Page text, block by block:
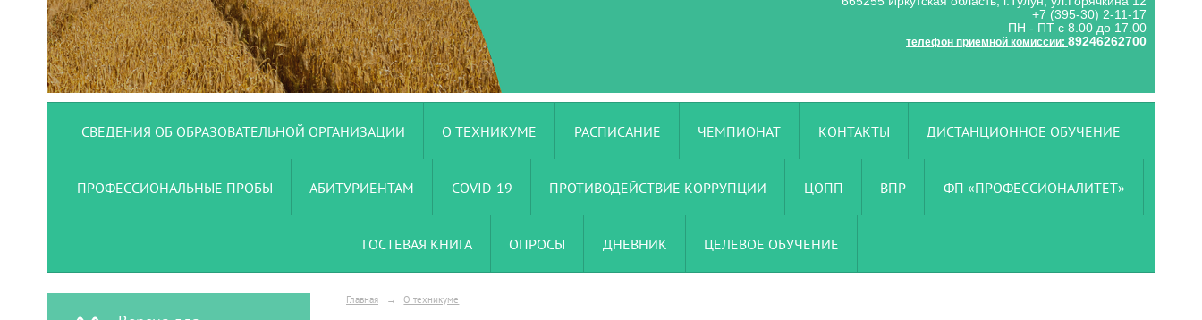
+7 (395-30) 2-11-17
ПН - ПТ с 8.00 до 17.00
телефон приемной комиссии: 89246262700
СВЕДЕНИЯ ОБ ОБРАЗОВАТЕЛЬНОЙ ОРГАНИЗАЦИИ О ТЕХНИКУМЕ РАСПИСАНИЕ ЧЕМПИОНАТ КОНТАКТЫ ДИСТАНЦИОННОЕ ОБУЧЕНИЕ
ПРОФЕССИОНАЛЬНЫЕ ПРОБЫ АБИТУРИЕНТАМ COVID-19 ПРОТИВОДЕЙСТВИЕ КОРРУПЦИИ ЦОПП ВПР ФП «ПРОФЕССИОНАЛИТЕТ»
ГОСТЕВАЯ КНИГА ОПРОСЫ ДНЕВНИК ЦЕЛЕВОЕ ОБУЧЕНИЕ
Главная → О техникуме